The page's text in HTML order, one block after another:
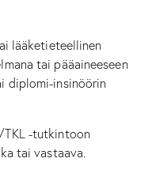
lääketieteellinen
tai pääaineeseen
diplomi-insinöörin
TKL -tutkintoon
tai vastaava.